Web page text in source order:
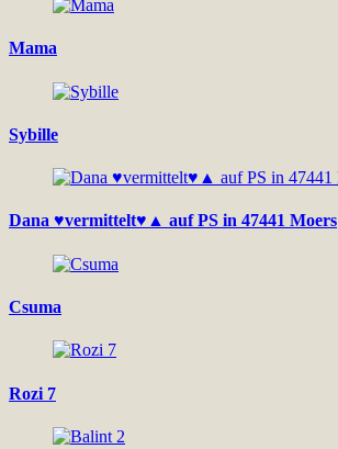
Mama
Sybille
Dana ♥vermittelt♥▲ auf PS in 47441 Moers
Csuma
Rozi 7